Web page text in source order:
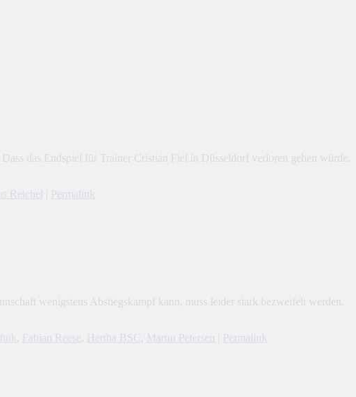
das Endspiel für Trainer Cristian Fiel in Düsseldorf verloren gehen würde,
Reichel
Permalink
wenigstens Abstiegskampf kann, muss leider stark bezweifelt werden.
Fabian Reese Hertha BSC Martin Petersen
Permalink